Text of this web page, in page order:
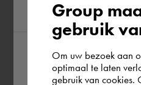
flexível para
equipe de projeto.
dos processos BIM.
fase de orientação,
region
According to us you
the world. Please
Group
gebruik
Om uw bezoek aan
optimaal te laten
gebruik van cookies.